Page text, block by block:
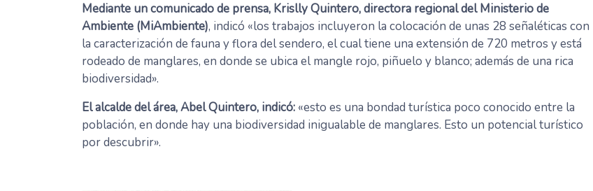
Mediante un comunicado de prensa, Krislly Quintero, directora regional del Ministerio de
Ambiente (MiAmbiente), indicó «los trabajos incluyeron la colocación de unas 28 señaléticas con
la caracterización de fauna y flora del sendero, el cual tiene una extensión de 720 metros y está
rodeado de manglares, en donde se ubica el mangle rojo, piñuelo y blanco; además de una rica
biodiversidad».
El alcalde del área, Abel Quintero, indicó: «esto es una bondad turística poco conocido entre la
población, en donde hay una biodiversidad inigualable de manglares. Esto un potencial turístico
por descubrir».